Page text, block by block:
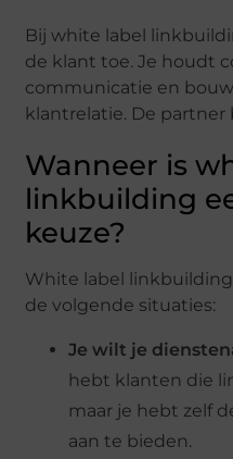
Bij white label
de klant toe. Je houdt
communicatie en
klantrelatie. De
Wanneer is
linkbuilding
keuze?
White label
de volgende situaties:
Je wilt je
hebt klanten die
maar je hebt zelf
aan te bieden.